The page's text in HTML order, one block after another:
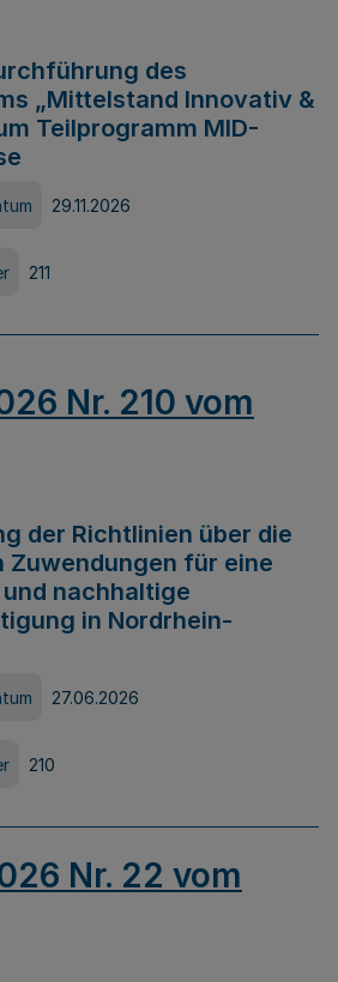
des
„Mittelstand Innovativ &
Teilprogramm MID-
29.11.2026
211
Nr. 210 vom
der Richtlinien über die
Zuwendungen für eine
nachhaltige
in Nordrhein-
27.06.2026
210
Nr. 22 vom